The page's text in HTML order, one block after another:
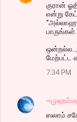
குரான்
என்று
பாருங்கள்.
மேற்பட்ட
7:34 PM
ஸலாம்